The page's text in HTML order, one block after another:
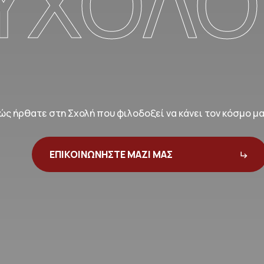
ήρθατε στη Σχολή που φιλοδοξεί να κάνει τον κόσμο
ΕΠΙΚΟΙΝΩΝΗΣΤΕ ΜΑΖΙ ΜΑΣ